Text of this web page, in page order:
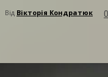
Від Вікторія Кондратюк 0